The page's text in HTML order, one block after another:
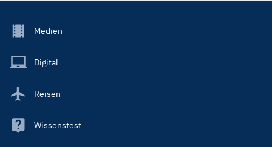
Footer
Main
Medien
Digital
Reisen
Wissenstest